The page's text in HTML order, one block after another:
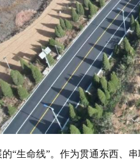
“生命线”。作为贯通东西、